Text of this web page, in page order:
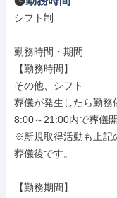
シフト制
勤務時間・期間
【勤務時間】
その他、シフト
葬儀が発生したら勤務
8:00～21:00内で葬儀
※新規取得活動も上記
葬儀後です。
【勤務期間】